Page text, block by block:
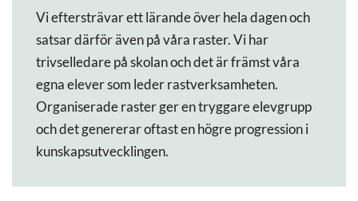
Vi eftersträvar ett lärande över hela dagen och
satsar därför även på våra raster. Vi har
trivselledare på skolan och det är främst våra
egna elever som leder rastverksamheten.
Organiserade raster ger en tryggare elevgrupp
och det genererar oftast en högre progression i
kunskapsutvecklingen.